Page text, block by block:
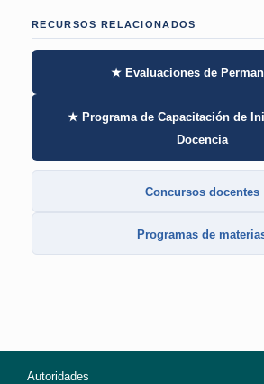
RECURSOS RELACIONADOS
★ Evaluaciones de
★ Programa de Capacitación de
Docencia
Concursos docentes
Programas de
Autoridades